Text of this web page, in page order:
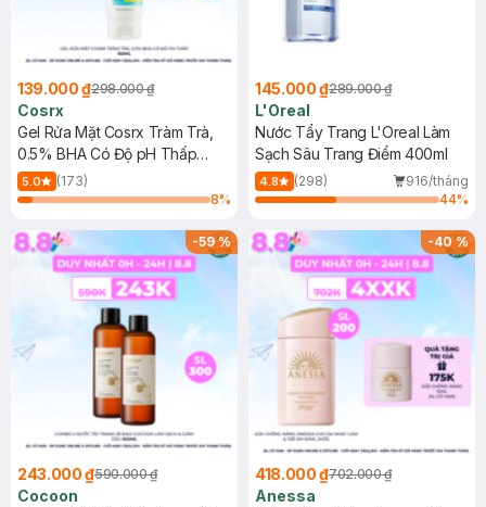
139.000 ₫298.000 ₫
Cosrx
Gel Rửa Mặt Cosrx Tràm Trà,
0.5% BHA Có Độ pH Thấp
150ml
5.0
(173)
8%
145.000 ₫289.000 ₫
L'Oreal
Nước Tẩy Trang L'Oreal Làm
Sạch Sâu Trang Điểm 400ml
4.8 (298)
916/tháng
44%
-59%
243.000 ₫590.000 ₫
Cocoon
-40%
418.000 ₫702.000 ₫
Anessa